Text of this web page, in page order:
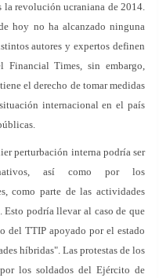
revolución ucraniana de 2014.
hoy no ha alcanzado ninguna
autores y expertos definen
Financial Times, sin embargo,
el derecho de tomar medidas
internacional en el país
perturbación interna podría ser
así como por los
como parte de las actividades
podría llevar al caso de que
del TTIP apoyado por el estado
híbridas". Las protestas de los
los soldados del Ejército de